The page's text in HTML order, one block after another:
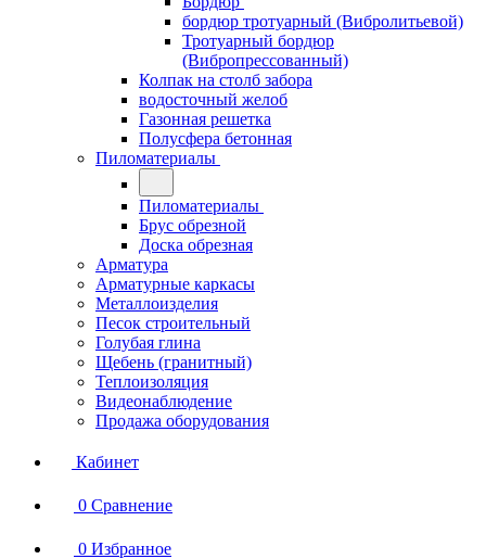
бордюр тротуарный (Вибролитьевой)
Тротуарный бордюр
(Вибропрессованный)
Колпак на столб забора
водосточный желоб
Газонная решетка
Полусфера бетонная
Пиломатериалы
Пиломатериалы
Брус обрезной
Доска обрезная
Арматура
Арматурные каркасы
Металлоизделия
Песок строительный
Голубая глина
Щебень (гранитный)
Теплоизоляция
Видеонаблюдение
Продажа оборудования
Кабинет
0 Сравнение
0 Избранное